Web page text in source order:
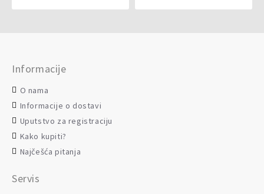
Informacije
O nama
Informacije o dostavi
Uputstvo za registraciju
Kako kupiti?
Najčešća pitanja
Servis